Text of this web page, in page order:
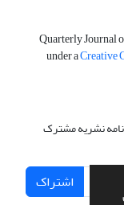
Quarterly Journal
under aCreative
نشریه مشترک
اشتراک